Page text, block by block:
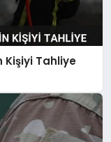
Kişiyi Tahliye